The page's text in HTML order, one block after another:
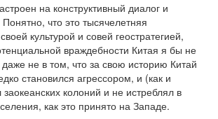
на конструктивный диалог и
Понятно, что это тысячелетняя
культурой и совей геостратегией,
враждебности Китая я бы не
не в том, что за свою историю Китай
становился агрессором, и (как и
колоний и не истреблял в
как это принято на Западе.